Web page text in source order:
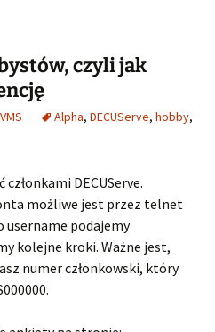
czyli jak
Alpha, DECUServe, hobby,
DECUServe.
możliwe jest przez telnet
username podajemy
kolejne kroki. Ważne jest,
numer członkowski, który